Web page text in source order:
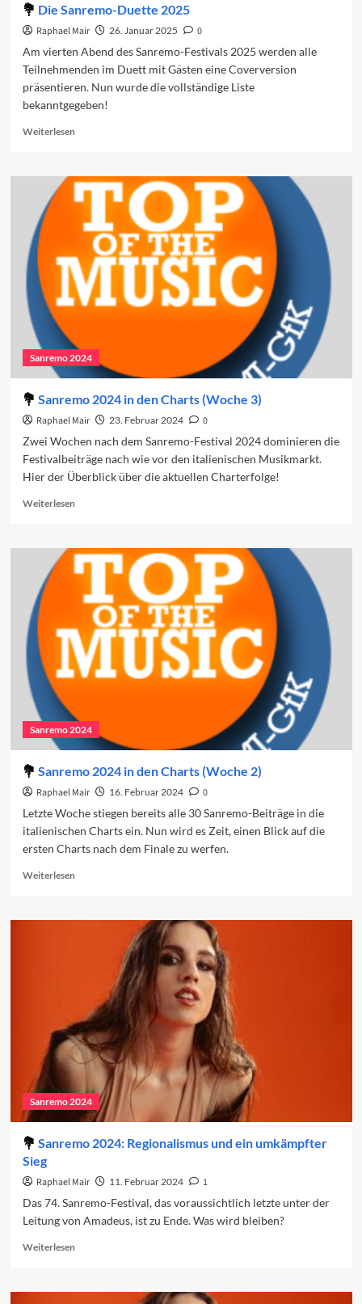
Die Sanremo-Duette 2025
Raphael Mair 26. Januar 2025
0
Am vierten Abend des Sanremo-Festivals 2025 werden alle
Teilnehmenden im Duett mit Gästen eine Coverversion
präsentieren. Nun wurde die vollständige Liste
bekanntgegeben!
WeiterlesenRead
Die
Sanremo-
Duette
2025
Sanremo 2024
Sanremo 2024 in den Charts (Woche 3)
Raphael Mair 23. Februar 2024
0
Zwei Wochen nach dem Sanremo-Festival 2024 dominieren die
Festivalbeiträge nach wie vor den italienischen Musikmarkt.
Hier der Überblick über die aktuellen Charterfolge!
WeiterlesenRead
Sanremo
2024
in
den
Charts
(Woche
3)
Sanremo 2024
Sanremo 2024 in den Charts (Woche 2)
Raphael Mair 16. Februar 2024
0
Letzte Woche stiegen bereits alle 30 Sanremo-Beiträge in die
italienischen Charts ein. Nun wird es Zeit, einen Blick auf die
ersten Charts nach dem Finale zu werfen.
WeiterlesenRead
Sanremo
(Woche
Sanremo 2024
Sanremo 2024: Regionalismus und ein umkämpfter
Sieg
Raphael Mair 11. Februar 2024
1
Das 74. Sanremo-Festival, das voraussichtlich letzte unter der
Leitung von Amadeus, ist zu Ende. Was wird bleiben?
WeiterlesenRead
Sanremo